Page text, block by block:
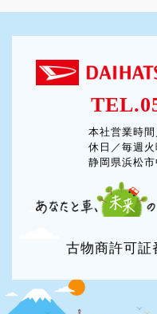
本社営業時
休日／毎週火
静岡県浜松
古物商許可証